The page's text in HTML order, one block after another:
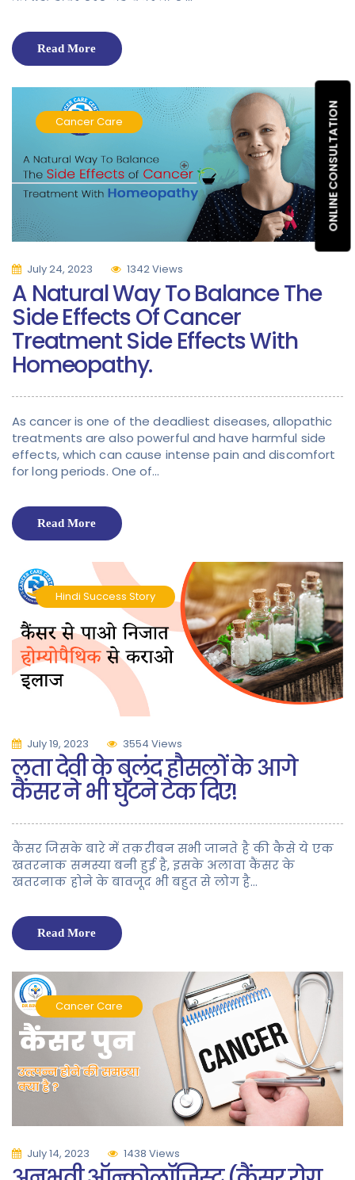
ONLINE CONSULTATION
Read More
Cancer Care
July 24, 2023 1342 Views
A Natural Way To Balance The
Side Effects Of Cancer
Treatment Side Effects With
Homeopathy.
As cancer is one of the deadliest diseases, allopathic
treatments are also powerful and have harmful side
effects, which can cause intense pain and discomfort
for long periods. One of…
Read More
Hindi Success Story
July 19, 2023 3554 Views
लता देवी के बुलंद हौसलों के आगे
कैंसर ने भी घुटने टेक दिए!
कैंसर जिसके बारे में तक़रीबन सभी जानते है की कैसे ये एक
खतरनाक समस्या बनी हुई है, इसके अलावा कैंसर के
खतरनाक होने के बावजूद भी बहुत से लोग है…
Read More
Cancer Care
July 14, 2023 1438 Views